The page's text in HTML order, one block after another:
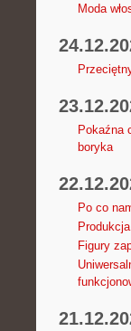
Moda
Pokaźna
boryka
Po co
Figury